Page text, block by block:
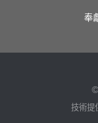
奉
技術提